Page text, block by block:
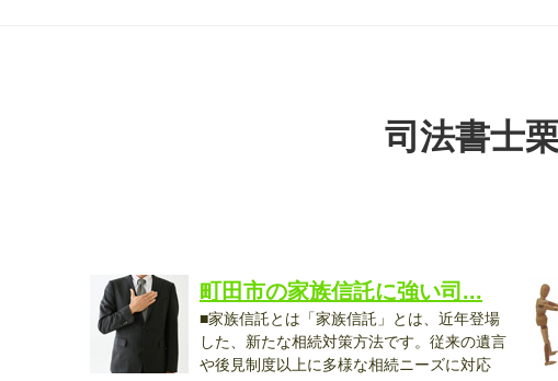
司法書士
町田市の家族信託に強い司...
■家族信託とは「家族信託」とは、近年登場
した、新たな相続対策方法です。従来の遺言
や後見制度以上に多様な相続ニーズに対応